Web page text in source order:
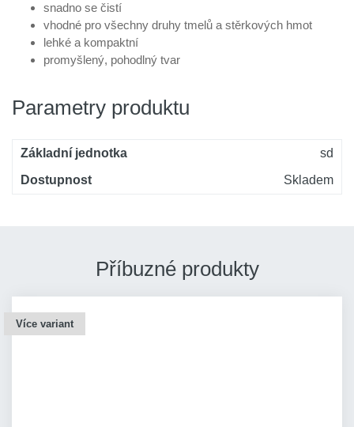
snadno se čistí
vhodné pro všechny druhy tmelů a stěrkových hmot
lehké a kompaktní
promyšlený, pohodlný tvar
Parametry produktu
Základní jednotka
sd
Dostupnost
Skladem
Příbuzné produkty
Více variant